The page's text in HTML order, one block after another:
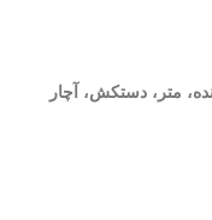
متر، دستکش، آچار